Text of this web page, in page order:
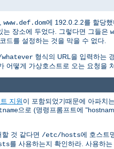
www.def.dom에 192.0.2.2를 할당했
장소에 두었다. 그렇다면 그들은
드를 설정하는 것을 막을 수 없다.
형식의 URL을 입력하는
어떻게 가상호스트로 오는 요청을
지원이 포함되었기때문에 아파치
으로 (명령프롬프트에
것 같다면 /etc/hosts에 호스트
를 사용하는지 확인하라. 사용하